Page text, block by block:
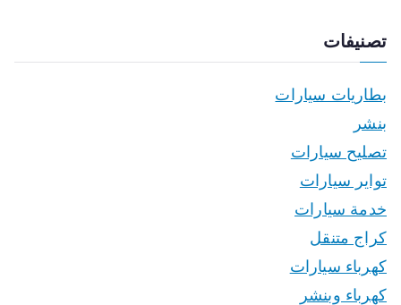
تصنيفات
بطاريات سيارات
بنشر
تصليح سيارات
تواير سيارات
خدمة سيارات
كراج متنقل
كهرباء سيارات
كهرباء وبنشر